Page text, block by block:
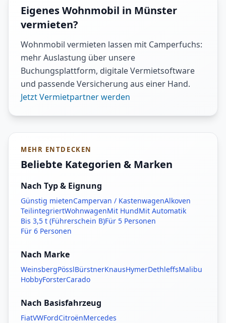
Eigenes Wohnmobil in Münster
vermieten?
Wohnmobil vermieten lassen mit Camperfuchs:
mehr Auslastung über unsere
Buchungsplattform, digitale Vermietsoftware
und passende Versicherung aus einer Hand.
Jetzt Vermietpartner werden
MEHR ENTDECKEN
Beliebte Kategorien & Marken
Nach Typ & Eignung
Günstig mietenCampervan / KastenwagenAlkoven
TeilintegriertWohnwagenMit HundMit Automatik
Bis 3,5 t (Führerschein B)Für 5 Personen
Für 6 Personen
Nach Marke
WeinsbergPösslBürstnerKnausHymerDethleffsMalibu
HobbyForsterCarado
Nach Basisfahrzeug
FiatVWFordCitroënMercedes